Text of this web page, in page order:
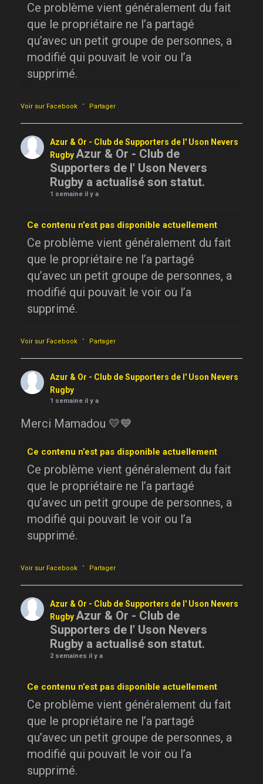
Ce problème vient généralement du fait
que le propriétaire ne l’a partagé
qu’avec un petit groupe de personnes, a
modifié qui pouvait le voir ou l’a
supprimé.
Voir sur Facebook · Partager
Azur & Or - Club de Supporters de l' Uson Nevers
RugbyAzur & Or - Club de
Supporters de l' Uson Nevers
Rugby a actualisé son statut.
1 semaine il y a
Ce contenu n’est pas disponible actuellement
Ce problème vient généralement du fait
que le propriétaire ne l’a partagé
qu’avec un petit groupe de personnes, a
modifié qui pouvait le voir ou l’a
supprimé.
Voir sur Facebook · Partager
Azur & Or - Club de Supporters de l' Uson Nevers
Rugby
1 semaine il y a
Merci Mamadou 💛💙
Ce contenu n’est pas disponible actuellement
Ce problème vient généralement du fait
que le propriétaire ne l’a partagé
qu’avec un petit groupe de personnes, a
modifié qui pouvait le voir ou l’a
supprimé.
Voir sur Facebook · Partager
Azur & Or - Club de Supporters de l' Uson Nevers
RugbyAzur & Or - Club de
Supporters de l' Uson Nevers
Rugby a actualisé son statut.
2 semaines il y a
Ce contenu n’est pas disponible actuellement
Ce problème vient généralement du fait
que le propriétaire ne l’a partagé
qu’avec un petit groupe de personnes, a
modifié qui pouvait le voir ou l’a
supprimé.